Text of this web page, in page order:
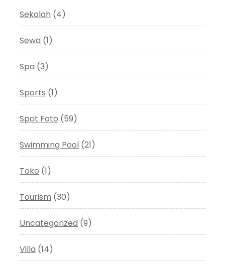
Sekolah (4)
Sewa (1)
Spa (3)
Sports (1)
Spot Foto (59)
Swimming Pool (21)
Toko (1)
Tourism (30)
Uncategorized (9)
Villa (14)